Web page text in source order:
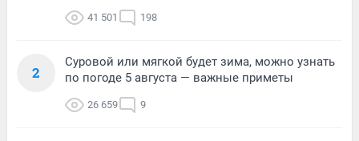
41 501 198
2
Суровой или мягкой будет зима, можно узнать
по погоде 5 августа — важные приметы
26 659 9